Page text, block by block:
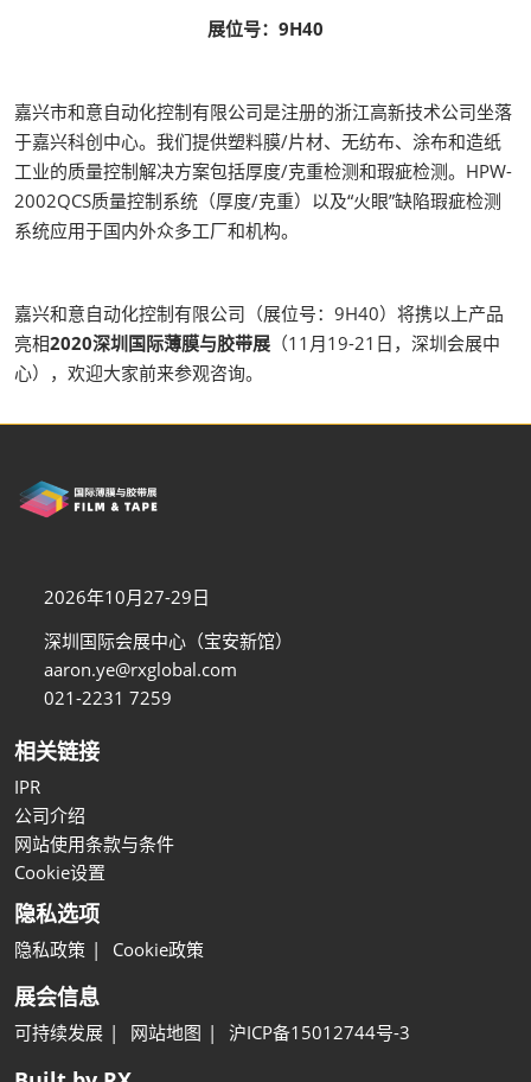
展位号：9H40
嘉兴市和意自动化控制有限公司是注册的浙江高新技术公司坐落
于嘉兴科创中心。我们提供塑料膜/片材、无纺布、涂布和造纸
工业的质量控制解决方案包括厚度/克重检测和瑕疵检测。HPW-
2002QCS质量控制系统（厚度/克重）以及“火眼”缺陷瑕疵检测
系统应用于国内外众多工厂和机构。
嘉兴和意自动化控制有限公司（展位号：9H40）将携以上产品
亮相2020深圳国际薄膜与胶带展 （11月19-21日，深圳会展中
心），欢迎大家前来参观咨询。
2026年10月27-29日
深圳国际会展中心（宝安新馆）
aaron.ye@rxglobal.com
021-2231 7259
相关链接
IPR
公司介绍
网站使用条款与条件
Cookie设置
隐私选项
隐私政策 Cookie政策
展会信息
可持续发展 网站地图 沪ICP备15012744号-3